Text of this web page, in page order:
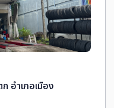
อำเภอเมือง